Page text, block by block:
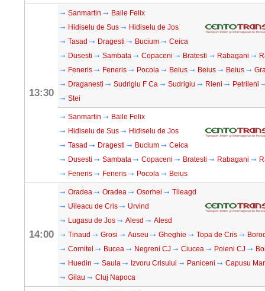
13:30
Sanmartin
Baile Felix
Hidiselu de Sus
Hidiselu de Jos
Tasad
Dragesti Bucium
Ceica
Dusesti
Sambata Copaceni Bratesti Rabagani
Feneris
Feneris Pocola Beius Beius Beius
Draganesti
Sudrigiu F Ca Sudrigiu Rieni
Petrileni
Stei
Sanmartin
Baile Felix
Hidiselu de Sus
Hidiselu de Jos
Tasad
Dragesti Bucium
Ceica
Dusesti
Sambata Copaceni Bratesti Rabagani
Feneris
Feneris Pocola Beius
14:00
Oradea Oradea Osorhei
Tileagd
Uileacu de Cris
Urvind
Lugasu de Jos
Alesd
Alesd
Tinaud
Grosi Auseu Gheghie Topa de Cris
Cornitel
Bucea Negreni CJ Ciucea Poieni CJ
Huedin
Saula Izvoru Crisului Paniceni
Capusu
Gilau
Cluj Napoca